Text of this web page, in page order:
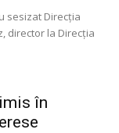
sesizat Direcţia
director la Direcţia
în